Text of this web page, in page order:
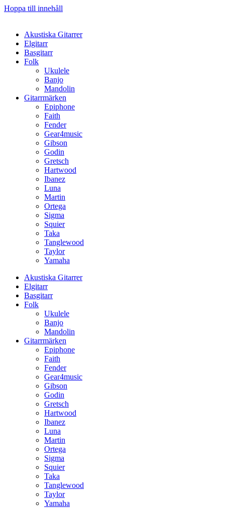
Hoppa till innehåll
Akustiska Gitarrer
Elgitarr
Basgitarr
Folk
Ukulele
Banjo
Mandolin
Gitarrmärken
Epiphone
Faith
Fender
Gear4music
Gibson
Godin
Gretsch
Hartwood
Ibanez
Luna
Martin
Ortega
Sigma
Squier
Taka
Tanglewood
Taylor
Yamaha
Akustiska Gitarrer
Elgitarr
Basgitarr
Folk
Ukulele
Banjo
Mandolin
Gitarrmärken
Epiphone
Faith
Fender
Gear4music
Gibson
Godin
Gretsch
Hartwood
Ibanez
Luna
Martin
Ortega
Sigma
Squier
Taka
Tanglewood
Taylor
Yamaha